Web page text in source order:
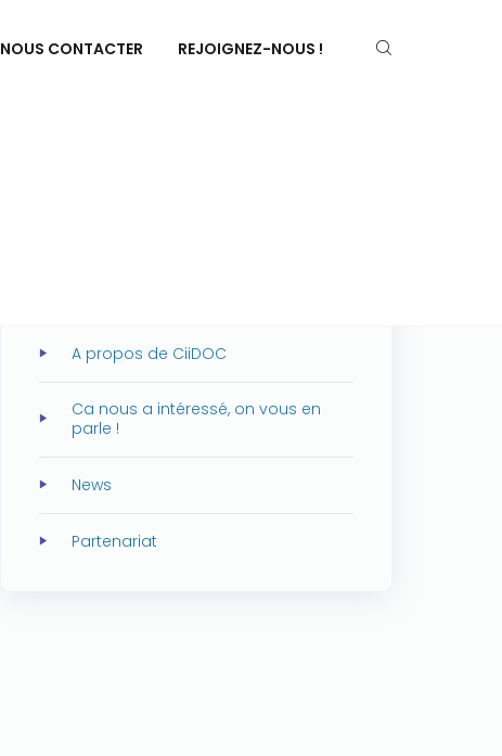
NOUS CONTACTER REJOIGNEZ-NOUS !
A propos de CiiDOC
Ca nous a intéressé, on vous en
parle !
News
Partenariat